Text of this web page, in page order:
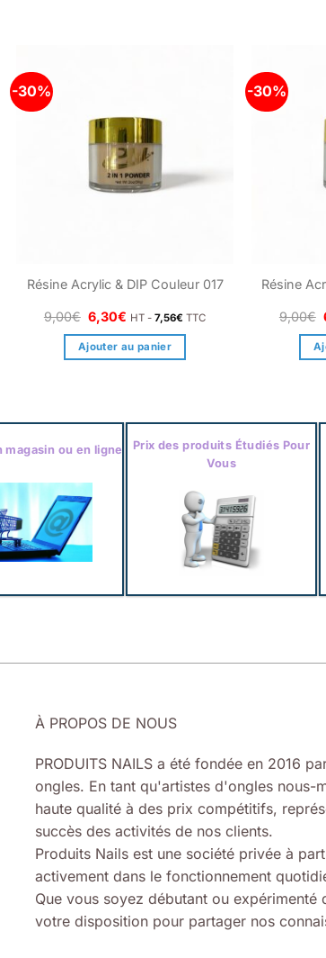
-30%
Résine Acrylic & DIP Couleur 017
9,00€ Le
prix
initial
était :
6,30€ Le
actuel
est :
HT -7,56€ TTC
Ajouter au panier
-30%
Résine
9,00€
ou en ligne
Prix des produits Étudiés Pour
Vous
À PROPOS DE NOUS
PRODUITS NAILS a été fondée en 2016
ongles. En tant qu'artistes d'ongles nous-
haute qualité à des prix compétitifs,
succès des activités de nos clients.
Produits Nails est une société privée à
activement dans le fonctionnement
Que vous soyez débutant ou
votre disposition pour partager nos